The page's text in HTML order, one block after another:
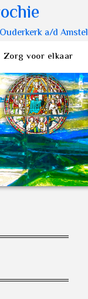
a/d Amstel
Zorg voor elkaar